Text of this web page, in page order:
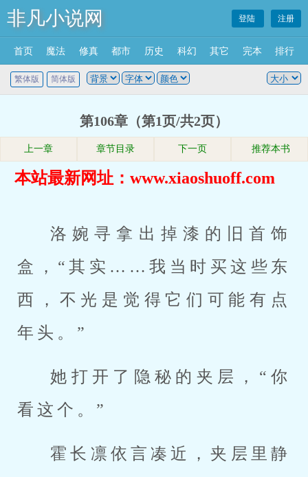
非凡小说网 登陆 注册
首页 魔法 修真 都市 历史 科幻 其它 完本 排行
繁体版 简体版
第106章（第1页/共2页）
上一章 章节目录 下一页 推荐本书
本站最新网址：www.xiaoshuoff.com
洛婉寻拿出掉漆的旧首饰
盒，“其实……我当时买这些东
西，不光是觉得它们可能有点
年头。”
她打开了隐秘的夹层，“你
看这个。”
霍长凛依言凑近，夹层里静